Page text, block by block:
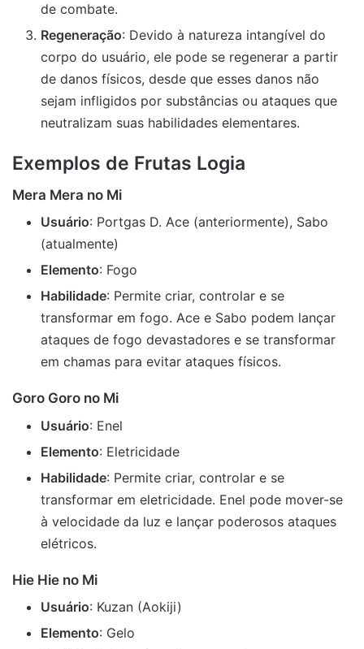
de combate.
Regeneração: Devido à natureza intangível do
corpo do usuário, ele pode se regenerar a partir
de danos físicos, desde que esses danos não
sejam infligidos por substâncias ou ataques que
neutralizam suas habilidades elementares.
Exemplos de Frutas Logia
Mera Mera no Mi
Usuário: Portgas D. Ace (anteriormente), Sabo
(atualmente)
Elemento: Fogo
Habilidade: Permite criar, controlar e se
transformar em fogo. Ace e Sabo podem lançar
ataques de fogo devastadores e se transformar
em chamas para evitar ataques físicos.
Goro Goro no Mi
Usuário: Enel
Elemento: Eletricidade
Habilidade: Permite criar, controlar e se
transformar em eletricidade. Enel pode mover-se
à velocidade da luz e lançar poderosos ataques
elétricos.
Hie Hie no Mi
Usuário: Kuzan (Aokiji)
Elemento: Gelo